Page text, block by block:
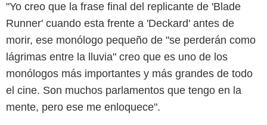
"Yo creo que la frase final del replicante de 'Blade
Runner' cuando esta frente a 'Deckard' antes de
morir, ese monólogo pequeño de "se perderán como
lágrimas entre la lluvia" creo que es uno de los
monólogos más importantes y más grandes de todo
el cine. Son muchos parlamentos que tengo en la
mente, pero ese me enloquece".